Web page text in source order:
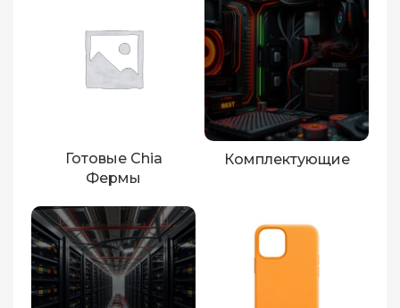
Готовые Chia
Фермы
Комплектующие